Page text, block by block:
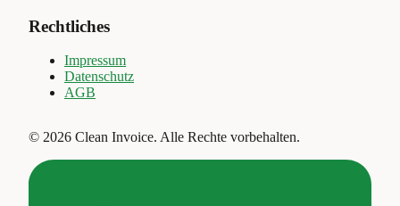
Rechtliches
Impressum
Datenschutz
AGB
© 2026 Clean Invoice. Alle Rechte vorbehalten.